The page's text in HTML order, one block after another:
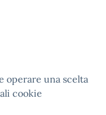
operare una scelta
cookie